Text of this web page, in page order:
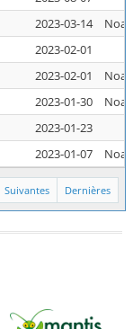
2023-03-14
2023-02-01
2023-02-01
2023-01-30
2023-01-23
2023-01-07
Dernières
Suivantes